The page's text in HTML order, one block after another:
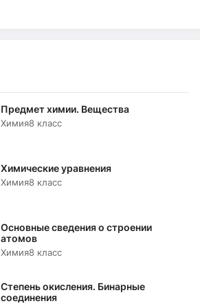
Предмет химии. Вещества
Химия8 класс
Химические уравнения
Химия8 класс
Основные сведения о строении
атомов
Химия8 класс
Степень окисления. Бинарные
соединения